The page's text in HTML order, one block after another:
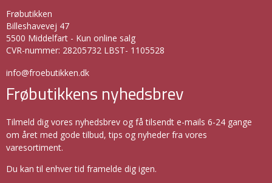
Frøbutikken
Billeshavevej 47
5500 Middelfart - Kun online salg
CVR-nummer: 28205732 LBST- 1105528
info@froebutikken.dk
Frøbutikkens nyhedsbrev
Tilmeld dig vores nyhedsbrev og få tilsendt e-mails 6-24 gange
om året med gode tilbud, tips og nyheder fra vores
varesortiment.
Du kan til enhver tid framelde dig igen.